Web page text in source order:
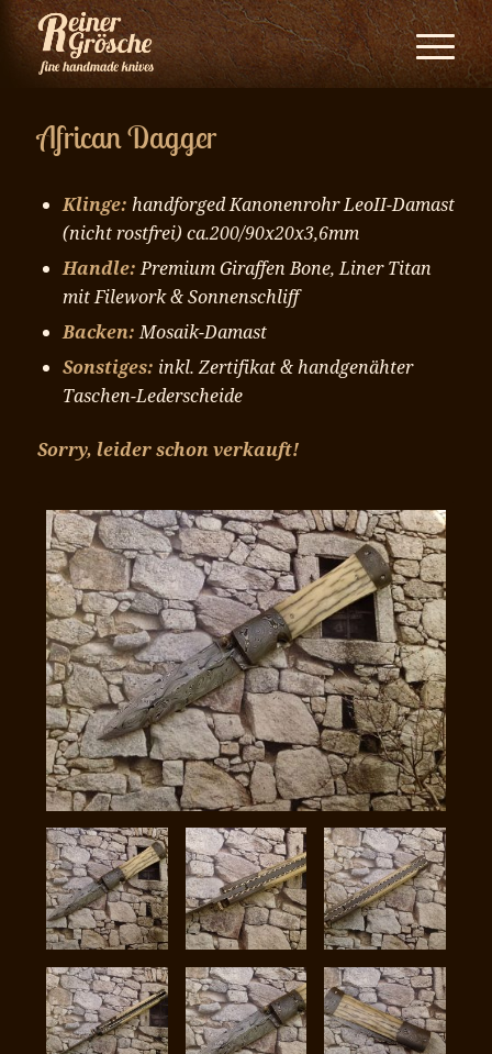
African Dagger
Klinge: handforged Kanonenrohr LeoII-Damast
(nicht rostfrei) ca.200/90x20x3,6mm
Handle:Premium Giraffen Bone, Liner Titan
mit Filework & Sonnenschliff
Backen:Mosaik-Damast
Sonstiges: inkl. Zertifikat & handgenähter
Taschen-Lederscheide
Sorry, leider schon verkauft!